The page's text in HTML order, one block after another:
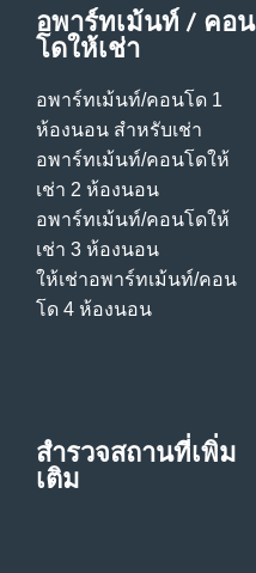
อพาร์ทเม้นท์ / คอน
โดให้เช่า
อพาร์ทเม้นท์/คอนโด 1
ห้องนอน สําหรับเช่า
อพาร์ทเม้นท์/คอนโดให้
เช่า 2 ห้องนอน
อพาร์ทเม้นท์/คอนโดให้
เช่า 3 ห้องนอน
ให้เช่าอพาร์ทเม้นท์/คอน
โด 4 ห้องนอน
สำรวจสถานที่เพิ่ม
เติม